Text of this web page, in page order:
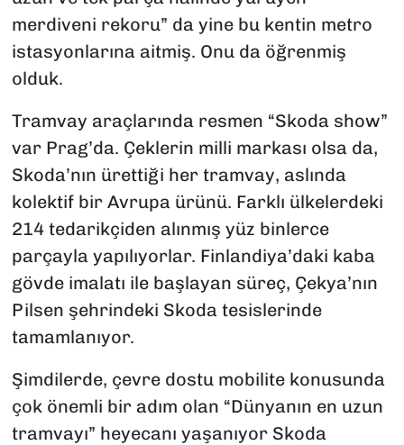
merdiveni rekoru” da yine bu kentin metro
istasyonlarına aitmiş. Onu da öğrenmiş
olduk.
Tramvay araçlarında resmen “Skoda show”
var Prag’da. Çeklerin milli markası olsa da,
Skoda’nın ürettiği her tramvay, aslında
kolektif bir Avrupa ürünü. Farklı ülkelerdeki
214 tedarikçiden alınmış yüz binlerce
parçayla yapılıyorlar. Finlandiya’daki kaba
gövde imalatı ile başlayan süreç, Çekya’nın
Pilsen şehrindeki Skoda tesislerinde
tamamlanıyor.
Şimdilerde, çevre dostu mobilite konusunda
çok önemli bir adım olan “Dünyanın en uzun
tramvayı” heyecanı yaşanıyor Skoda